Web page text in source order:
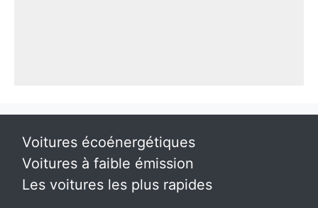
Voitures écoénergétiques
Voitures à faible émission
Les voitures les plus rapides